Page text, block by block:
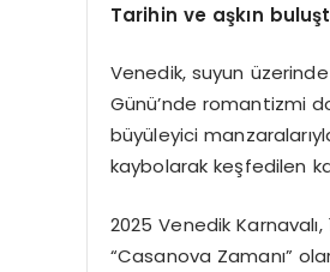
Tarihin ve aşkın
Venedik, suyun
Günü’nde romantizmi
büyüleyici
kaybolarak keşfedilen
2025 Venedik
“Casanova Zamanı”